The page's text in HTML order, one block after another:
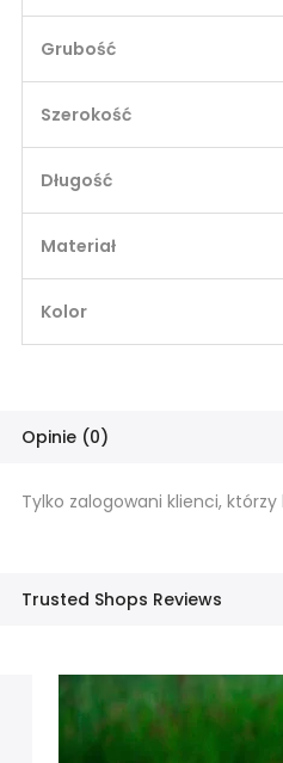
Grubość
Szerokość
Długość
Materiał
Kolor
Opinie (0)
Tylko zalogowani klienci,
Trusted Shops Reviews